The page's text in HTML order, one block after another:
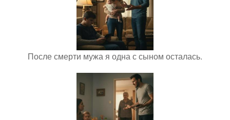
После смерти мужа я одна с сыном осталась.